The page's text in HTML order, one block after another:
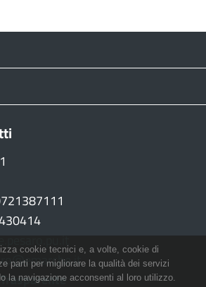
disabilità
cookie tecnici e, a volte, cookie di
parti per migliorare la qualità dei servizi
la navigazione acconsenti al loro utilizzo.